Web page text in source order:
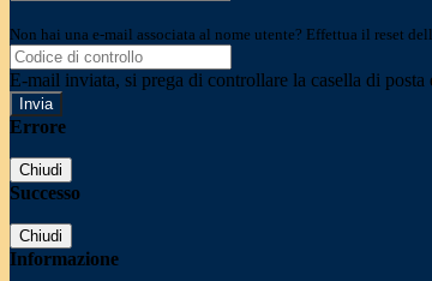
Non hai una e-mail associata al nome utente? Effettua il reset
E-mail inviata, si prega di controllare la casella di posta
Errore
Chiudi
Successo
Chiudi
Informazione